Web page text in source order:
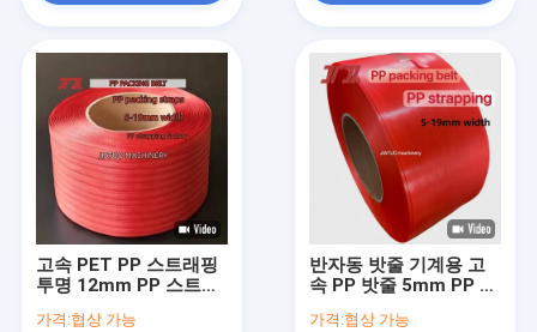
고속 PET PP 스트래핑
투명 12mm PP 스트래
기계용)
가격:협상 가능
반자동 밧줄 기계용 고
속 PP 밧줄 5mm PP 포
가격:협상 가능